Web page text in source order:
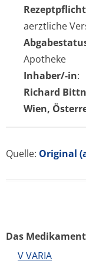
aerztliche
Apotheke
Inhaber/-in:
Richard
Wien,
Quelle: Original
Das
V VARIA